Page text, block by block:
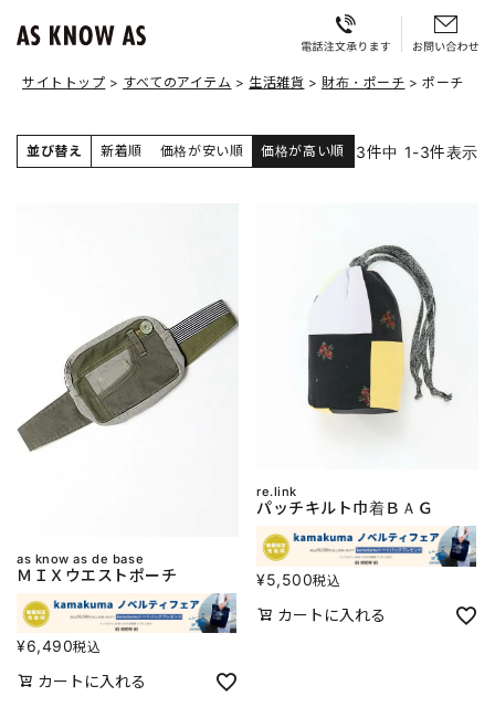
サイトトップ すべてのアイテム 生活雑貨 財布・ポーチ ポーチ
並び替え 新着順 価格が安い順 価格が高い順 3件中 1-3件表示
as know as de base
ＭＩＸウエストポーチ
¥6,490税込
カートに入れる
re.link
パッチキルト巾着ＢＡＧ
¥5,500税込
カートに入れる